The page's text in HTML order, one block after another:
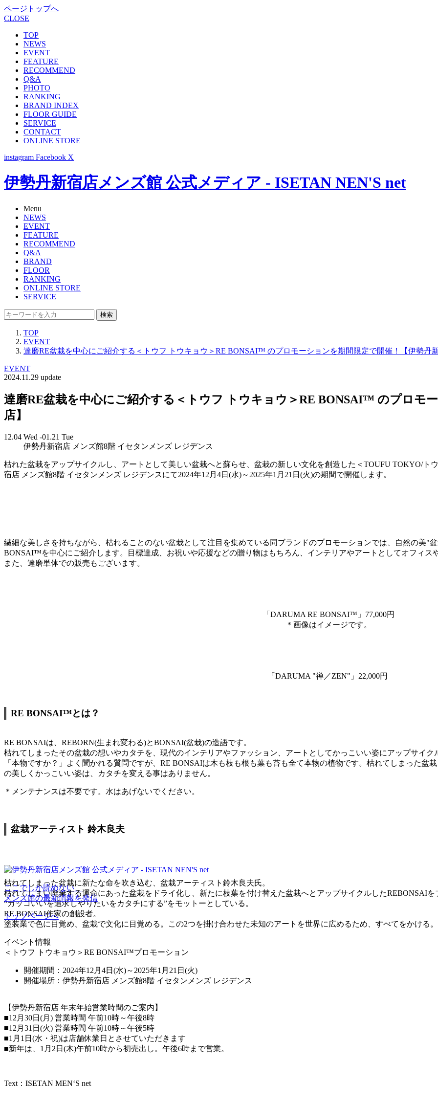
ページトップへ
CLOSE
TOP
NEWS
EVENT
FEATURE
RECOMMEND
Q&A
PHOTO
RANKING
BRAND INDEX
FLOOR GUIDE
SERVICE
CONTACT
ONLINE STORE
instagram Facebook X
伊勢丹新宿店メンズ館 公式メディア - ISETAN NEN'S net
Menu
NEWS
EVENT
FEATURE
RECOMMEND
Q&A
BRAND
FLOOR
RANKING
ONLINE STORE
SERVICE
検索
TOP
EVENT
達磨RE盆栽を中心にご紹介する＜トウフ トウキョウ＞RE BONSAI™ のプロモーションを期間限定で開催！【伊勢丹新
EVENT
2024.11.29 update
達磨RE盆栽を中心にご紹介する＜トウフ トウキョウ＞RE BONSAI™ のプロモ
店】
12.04 Wed -01.21 Tue
伊勢丹新宿店 メンズ館8階 イセタンメンズ レジデンス
枯れた盆栽をアップサイクルし、アートとして美しい盆栽へと蘇らせ、盆栽の新しい文化を創造した＜TOUFU TOKYO/
宿店 メンズ館8階 イセタンメンズ レジデンスにて2024年12月4日(水)～2025年1月21日(火)の期間で開催します。
繊細な美しさを持ちながら、枯れることのない盆栽として注目を集めている同ブランドのプロモーションでは、⾃然の美"
BONSAI™を中心にご紹介します。⽬標達成、お祝いや応援などの贈り物はもちろん、インテリアやアートとしてオフィス
また、達磨単体での販売もございます。
「DARUMA RE BONSAI™」77,000円
＊画像はイメージです。
「DARUMA "禅／ZEN"」22,000円
RE BONSAI™とは？
RE BONSAIは、REBORN(生まれ変わる)とBONSAI(盆栽)の造語です。
枯れてしまったその盆栽の想いやカタチを、現代のインテリアやファッション、アートとしてかっこいい姿にアップサイク
「本物ですか？」よく聞かれる質問ですが、RE BONSAIは木も枝も根も葉も苔も全て本物の植物です。枯れてしまった盆
の美しくかっこいい姿は、カタチを変える事はありません。
＊メンテナンスは不要です。水はあげないでください。
盆栽アーティスト 鈴木良夫
枯れてしまった盆栽に新たな命を吹き込む、盆栽アーティスト鈴木良夫氏。
枯れてしまい廃棄する運命にあった盆栽をドライ化し、新たに枝葉を付け替えた盆栽へとアップサイクルしたREBONSAIを
“カッコいいを追求しやりたいをカタチにする”をモットーとしている。
RE BONSAI作家の創設者。
塗装業で色に目覚め、盆栽で文化に目覚める。この2つを掛け合わせた未知のアートを世界に広めるため、すべてをかける。
イベント情報
＜トウフ トウキョウ＞RE BONSAI™プロモーション
開催期間：2024年12月4日(水)～2025年1月21日(火)
開催場所：伊勢丹新宿店 メンズ館8階 イセタンメンズ レジデンス
【伊勢丹新宿店 年末年始営業時間のご案内】
■12月30日(月) 営業時間 午前10時～午後8時
■12月31日(火) 営業時間 午前10時～午後5時
■1月1日(水・祝)は店舗休業日とさせていただきます
■新年は、1月2日(木)午前10時から初売出し。午後6時まで営業。
Text：ISETAN MEN‘S net
ここでしか読めない、
メンズ館の最新情報を発信
トップページへ